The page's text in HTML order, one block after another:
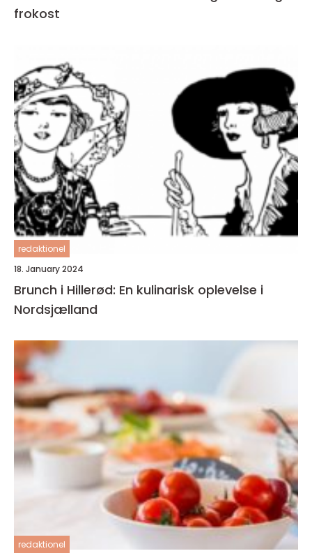
frokost
redaktionel
18. January 2024
Brunch i Hillerød: En kulinarisk oplevelse i
Nordsjælland
redaktionel